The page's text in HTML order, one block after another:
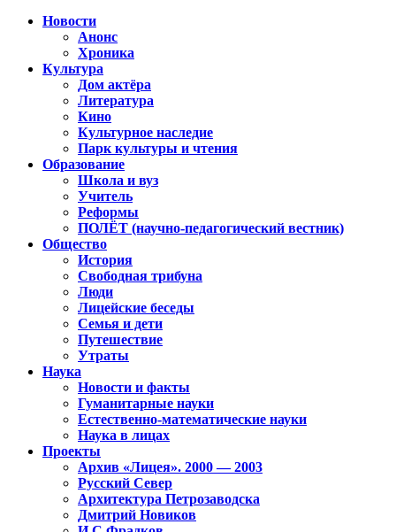
Новости
Анонс
Хроника
Культура
Дом актёра
Литература
Кино
Культурное наследие
Парк культуры и чтения
Образование
Школа и вуз
Учитель
Реформы
ПОЛЁТ (научно-педагогический вестник)
Общество
История
Свободная трибуна
Люди
Лицейские беседы
Семья и дети
Путешествие
Утраты
Наука
Новости и факты
Гуманитарные науки
Естественно-математические науки
Наука в лицах
Проекты
Архив «Лицея». 2000 — 2003
Русский Север
Архитектура Петрозаводска
Дмитрий Новиков